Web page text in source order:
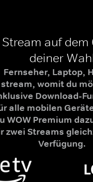
Stream auf dem
deiner
Fernseher, Laptop,
stream, womit du
Download-
alle mobilen
WOW Premium
zwei Streams
Verfügung.